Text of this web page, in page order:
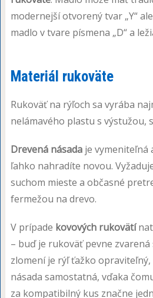
modernejší otvorený tvar „Y“
madlo v tvare písmena „D“ a
Materiál rukoväte
Rukoväť na rýľoch sa vyrába
nelámavého plastu s výstužou,
Drevená násadaje vymeniteľná
ľahko nahradíte novou.
suchom mieste a občasné
fermežou na drevo.
V prípade kovových rukovätí
– buď je rukoväť pevne
zlomení je rýľ ťažko
násada samostatná, vďaka
za kompatibilný kus značne